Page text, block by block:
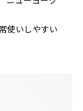
使いしやすい